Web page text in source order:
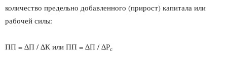
количество предельно добавленного (прирост) капитала или
рабочей силы:
ПП = ∆П / ∆К или ПП = ∆П / ∆Рс